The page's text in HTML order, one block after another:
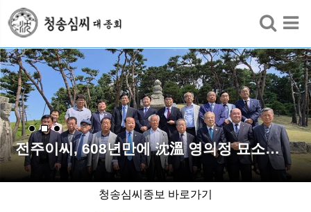
검색
전주이씨, 608년만에 沈溫 영의정 묘소…
청송심씨종보 바로가기